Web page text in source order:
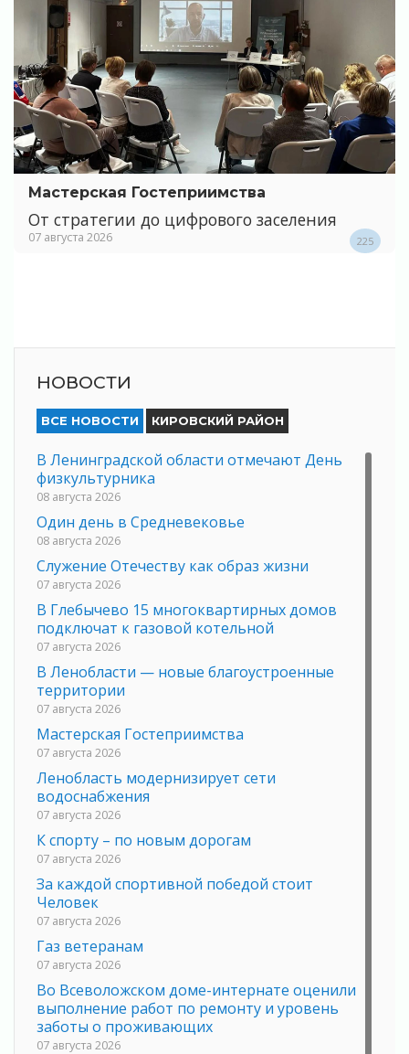
Мастерская Гостеприимства
От стратегии до цифрового заселения
07 августа 2026 225
НОВОСТИ
ВСЕ НОВОСТИ КИРОВСКИЙ РАЙОН
В Ленинградской области отмечают День
физкультурника
08 августа 2026
Один день в Средневековье
08 августа 2026
Служение Отечеству как образ жизни
07 августа 2026
В Глебычево 15 многоквартирных домов
подключат к газовой котельной
07 августа 2026
В Ленобласти — новые благоустроенные
территории
07 августа 2026
Мастерская Гостеприимства
07 августа 2026
Ленобласть модернизирует сети
водоснабжения
07 августа 2026
К спорту – по новым дорогам
07 августа 2026
За каждой спортивной победой стоит
Человек
07 августа 2026
Газ ветеранам
07 августа 2026
Во Всеволожском доме-интернате оценили
выполнение работ по ремонту и уровень
заботы о проживающих
07 августа 2026